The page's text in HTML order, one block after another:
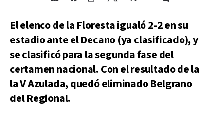
El elenco de la Floresta igualó 2-2 en su
estadio ante el Decano (ya clasificado), y
se clasificó para la segunda fase del
certamen nacional. Con el resultado de la
la V Azulada, quedó eliminado Belgrano
del Regional.